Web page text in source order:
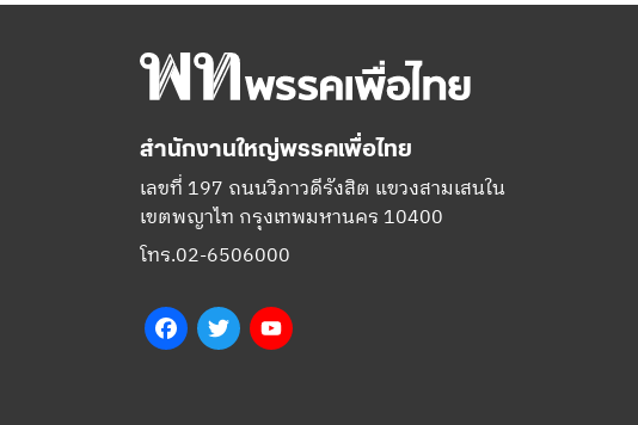
สำนักงานใหญ่พรรคเพื่อไทย
เลขที่ 197 ถนนวิภาวดีรังสิต แขวงสามเสนใน
เขตพญาไท กรุงเทพมหานคร 10400
โทร.02-6506000
FacebookTwitter